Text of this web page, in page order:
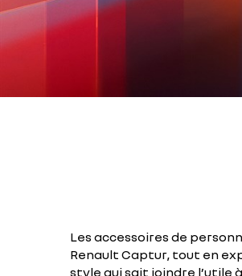
Les accessoires de
Renault Captur, tout en
style qui sait joindre l’utile à